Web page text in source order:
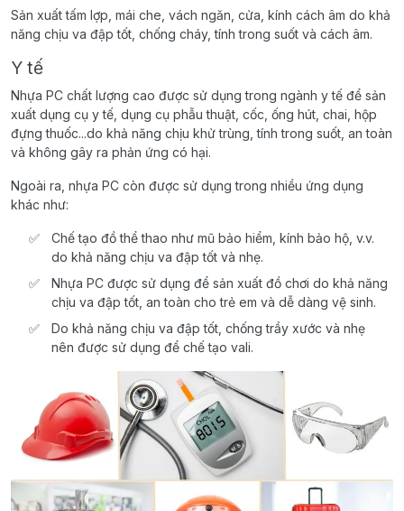
Sản xuất tấm lợp, mái che, vách ngăn, cửa, kính cách âm do khả
năng chịu va đập tốt, chống cháy, tính trong suốt và cách âm.
Y tế
Nhựa PC chất lượng cao được sử dụng trong ngành y tế để sản
xuất dụng cụ y tế, dụng cụ phẫu thuật, cốc, ống hút, chai, hộp
đựng thuốc...do khả năng chịu khử trùng, tính trong suốt, an toàn
và không gây ra phản ứng có hại.
Ngoài ra, nhựa PC còn được sử dụng trong nhiều ứng dụng
khác như:
Chế tạo đồ thể thao như mũ bảo hiểm, kính bảo hộ, v.v.
do khả năng chịu va đập tốt và nhẹ.
Nhựa PC được sử dụng để sản xuất đồ chơi do khả năng
chịu va đập tốt, an toàn cho trẻ em và dễ dàng vệ sinh.
Do khả năng chịu va đập tốt, chống trầy xước và nhẹ
nên được sử dụng để chế tạo vali.